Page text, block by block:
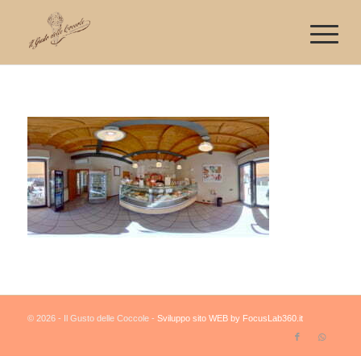
© 2026 - Il Gusto delle Coccole - Sviluppo sito WEB by FocusLab360.it